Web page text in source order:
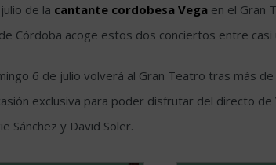
de la cantante cordobesa Vega en el Gran
Córdoba acoge estos dos conciertos entre
6 de julio volverá al Gran Teatro tras más
exclusiva para poder disfrutar del directo
Sánchez y David Soler.